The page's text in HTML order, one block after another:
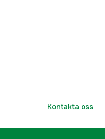
Kontakta oss